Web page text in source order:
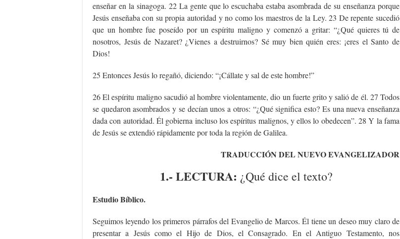
enseñar en la sinagoga. 22 La gente que lo escuchaba estaba asombrada de su enseñanza porque
Jesús enseñaba con su propia autoridad y no como los maestros de la Ley. 23 De repente sucedió
que un hombre fue poseído por un espíritu maligno y comenzó a gritar: “¿Qué quieres tú de
nosotros, Jesús de Nazaret? ¿Vienes a destruirnos? Sé muy bien quién eres: ¡eres el Santo de
Dios!
25 Entonces Jesús lo regañó, diciendo: “¡Cállate y sal de este hombre!”
26 El espíritu maligno sacudió al hombre violentamente, dio un fuerte grito y salió de él. 27 Todos
se quedaron asombrados y se decían unos a otros: “¿Qué significa esto? Es una nueva enseñanza
dada con autoridad. Él gobierna incluso los espíritus malignos, y ellos lo obedecen”. 28 Y la fama
de Jesús se extendió rápidamente por toda la región de Galilea.
TRADUCCIÓN DEL NUEVO EVANGELIZADOR
1.- LECTURA: ¿Qué dice el texto?
Estudio Bíblico.
Seguimos leyendo los primeros párrafos del Evangelio de Marcos. Él tiene un deseo muy claro de
presentar a Jesús como el Hijo de Dios, el Consagrado. En el Antiguo Testamento, nos